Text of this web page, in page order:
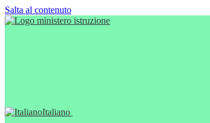
Salta al contenuto
Italiano